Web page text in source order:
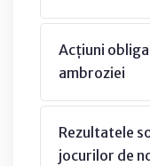
Acțiuni
ambroziei
Rezultatele
jocurilor de